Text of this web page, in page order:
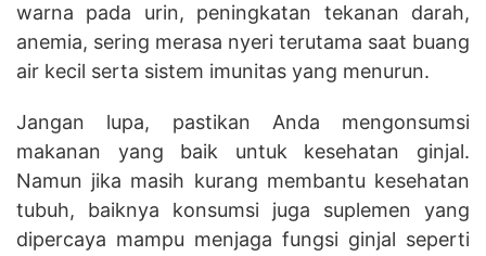
warna pada urin, peningkatan tekanan darah,
anemia, sering merasa nyeri terutama saat buang
air kecil serta sistem imunitas yang menurun.
Jangan lupa, pastikan Anda mengonsumsi
makanan yang baik untuk kesehatan ginjal.
Namun jika masih kurang membantu kesehatan
tubuh, baiknya konsumsi juga suplemen yang
dipercaya mampu menjaga fungsi ginjal seperti